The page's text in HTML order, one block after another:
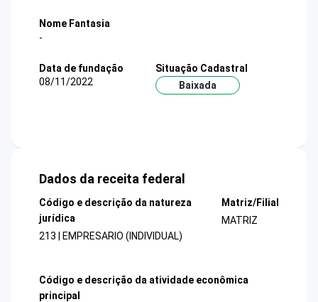
Nome Fantasia
-
Data de fundação
08/11/2022
Situação Cadastral
Baixada
Dados da receita federal
Código e descrição da natureza
jurídica
213 | EMPRESARIO (INDIVIDUAL)
Matriz/Filial
MATRIZ
Código e descrição da atividade econômica
principal